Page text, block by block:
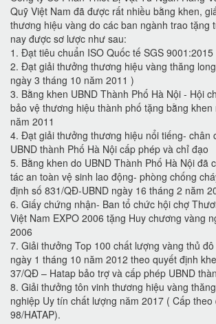
Quỹ Việt Nam đã được rất nhiều bằng khen,
thương hiệu vàng do các ban ngành trao tặng
nay được sơ lược như sau:
1. Đạt tiêu chuẩn ISO Quốc tế SGS 9001:2015
2. Đạt giải thưởng thương hiệu vàng thăng
ngày 3 tháng 10 năm 2011 )
3. Bằng khen UBND Thành Phố Hà Nội - Hội
bảo vệ thương hiệu thành phố tặng bằng khen
năm 2011
4. Đạt giải thưởng thương hiệu nổi tiếng- chân
UBND thành Phố Hà Nội cấp phép và chỉ đạo
5. Bằng khen do UBND Thành Phố Hà Nội đã
tác an toàn vệ sinh lao động- phòng chống
định số 831/QĐ-UBND ngày 16 tháng 2 năm
6. Giấy chứng nhận- Ban tổ chức hội chợ
Việt Nam EXPO 2006 tặng Huy chương vàng
2006
7. Giải thưởng Top 100 chất lượng vàng thủ
ngày 1 tháng 10 năm 2012 theo quyết định
37/QĐ – Hatap bảo trợ và cấp phép UBND
8. Giải thưởng tôn vinh thương hiệu vàng
nghiệp Uy tín chất lượng năm 2017 ( Cấp theo
98/HATAP).